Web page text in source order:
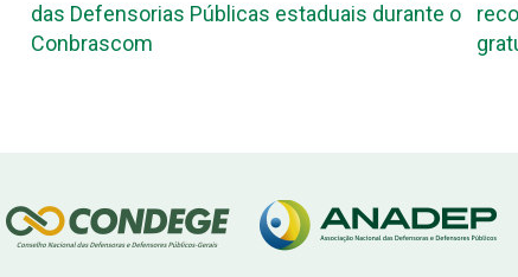
das Defensorias Públicas estaduais durante o
Conbrascom